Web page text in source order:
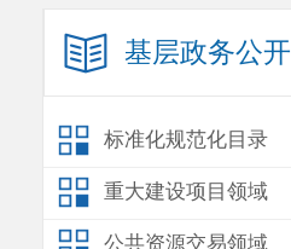
基层政务公开
标准化规范化目录
重大建设项目领域
公共资源交易领域